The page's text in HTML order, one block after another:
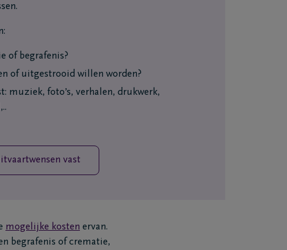
of begrafenis?
of uitgestrooid willen worden?
muziek, foto’s, verhalen, drukwerk,
vast
mogelijke kosten ervan.
begrafenis of crematie,